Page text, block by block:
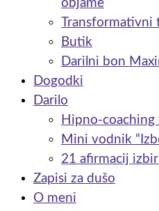
objame
Transformativni
Butik
Darilni bon
Dogodki
Darilo
Hipno-coaching
Mini vodnik
21 afirmacij
Zapisi za dušo
O meni